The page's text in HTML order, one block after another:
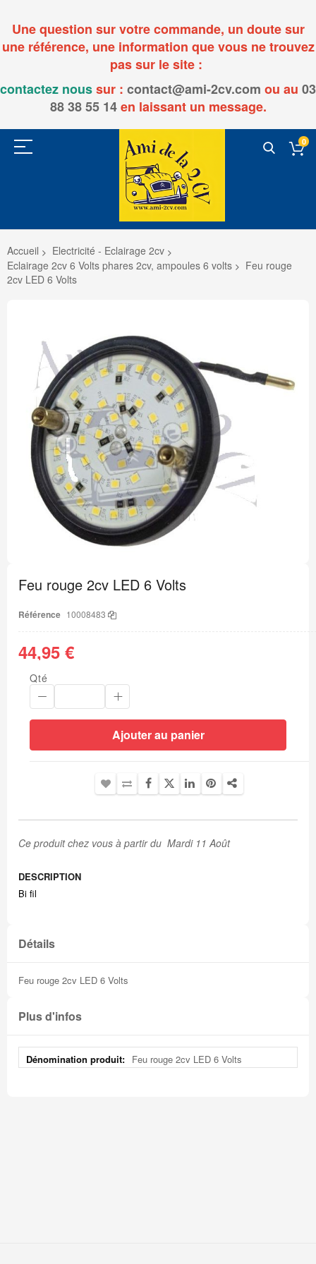
Une question sur votre commande, un doute sur
une référence, une information que vous ne trouvez
pas sur le site :
contactez noussur : contact@ami-2cv.com ou au 03
88 38 55 14en laissant un message.
0
Accueil
Electricité - Eclairage 2cv
Eclairage 2cv 6 Volts phares 2cv, ampoules 6 volts
Feu rouge
2cv LED 6 Volts
galerie
d’images
début
de
Galerie
Feu rouge 2cv LED 6 Volts
Référence 10008483
44,95 €
Qté
Ajouter au panier
Ce produit chez vous à partir du Mardi 11 Août
DESCRIPTION
Bi fil
Détails
Feu rouge 2cv LED 6 Volts
Plus d'infos
Plus
d'infos
Feu rouge 2cv LED 6 Volts